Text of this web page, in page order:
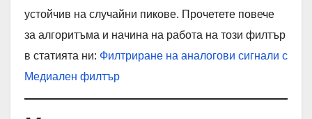
устойчив на случайни пикове. Прочетете повече
за алгоритъма и начина на работа на този филтър
в статията ни: Филтриране на аналогови сигнали с
Медиален филтър